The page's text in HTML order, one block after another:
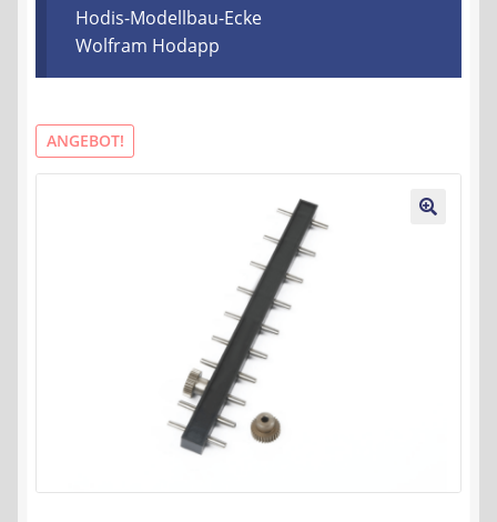
Vereine & Foren
Kontakt
AGB
Hodis-Modellbau-Ecke
Wolfram Hodapp
ANGEBOT!